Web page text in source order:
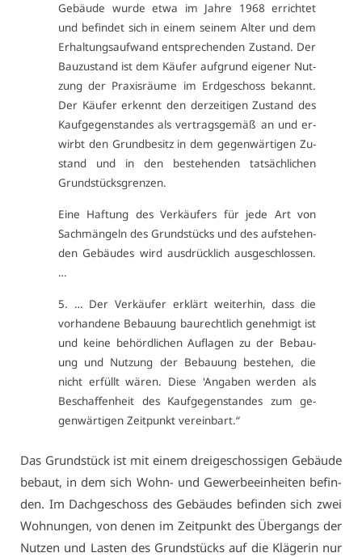
Ge­bäu­de wur­de et­wa im Jah­re 1968 er­rich­tet
und be­fin­det sich in ei­nem sei­nem Al­ter und dem
Er­hal­tungs­auf­wand ent­spre­chen­den Zu­stand. Der
Bau­zu­stand ist dem Käu­fer auf­grund ei­ge­ner Nut­
zung der Pra­xis­räu­me im Erd­ge­schoss be­kannt.
Der Käu­fer er­kennt den der­zei­ti­gen Zu­stand des
Kauf­ge­gen­stan­des als ver­trags­ge­mäß an und er­
wirbt den Grund­be­sitz in dem ge­gen­wär­ti­gen Zu­
stand und in den be­ste­hen­den tat­säch­li­chen
Grund­stücks­gren­zen.
Ei­ne Haf­tung des Ver­käu­fers für je­de Art von
Sach­män­geln des Grund­stücks und des auf­ste­hen­
den Ge­bäu­des wird aus­drück­lich aus­ge­schlos­sen.
…
5. … Der Ver­käu­fer er­klärt wei­ter­hin, dass die
vor­han­de­ne Be­bau­ung bau­recht­lich ge­neh­migt ist
und kei­ne be­hörd­li­chen Auf­la­gen zu der Be­bau­
ung und Nut­zung der Be­bau­ung be­ste­hen, die
nicht er­füllt wä­ren. Die­se 'An­ga­ben wer­den als
Be­schaf­fen­heit des Kauf­ge­gen­stan­des zum ge­
gen­wär­ti­gen Zeit­punkt ver­ein­bart.“
Das Grund­stück ist mit ei­nem drei­ge­schos­si­gen Ge­bäu­de
be­baut, in dem sich Wohn- und Ge­wer­be­ein­hei­ten be­fin­
den. Im Dach­ge­schoss des Ge­bäu­des be­fin­den sich zwei
Woh­nun­gen, von de­nen im Zeit­punkt des Über­gangs der
Nut­zen und Las­ten des Grund­stücks auf die Klä­ge­rin nur